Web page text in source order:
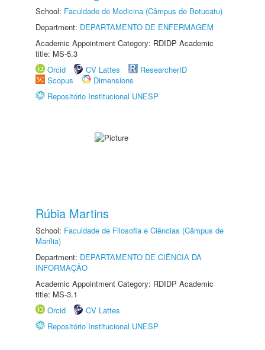
School: Faculdade de Medicina (Câmpus de Botucatu)
Department: DEPARTAMENTO DE ENFERMAGEM
Academic Appointment Category: RDIDP Academic
title: MS-5.3
Orcid
CV Lattes
ResearcherID
Scopus
Dimensions
Repositório Institucional UNESP
Rúbia Martins
School: Faculdade de Filosofia e Ciências (Câmpus de
Marília)
Department: DEPARTAMENTO DE CIÊNCIA DA
INFORMAÇÃO
Academic Appointment Category: RDIDP Academic
title: MS-3.1
Orcid
CV Lattes
Repositório Institucional UNESP